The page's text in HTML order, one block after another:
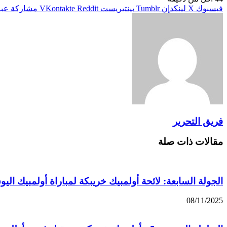
فيسبوك X لينكدإن بينتيريست مشاركة
فريق التحرير
مقالات ذات صلة
الجولة السابعة: لائحة أولمبيك خريبكة لمباراة أولمبيك
08/11/2025